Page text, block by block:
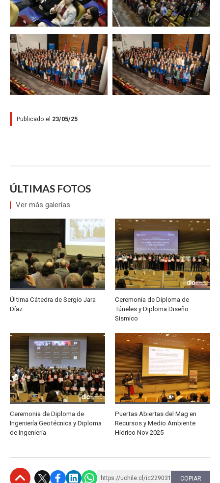
Zoom Zoom
Publicado el 23/05/25
ÚLTIMAS FOTOS
Ver más galerías
Última Cátedra de Sergio Jara
Díaz
Ceremonia de Diploma de
Túneles y Diploma Diseño
Sísmico
Ceremonia de Diploma de
Ingeniería Geotécnica y Diploma
de Ingeniería
Puertas Abiertas del Mag en
Recursos y Medio Ambiente
Hídrico Nov 2025
https://uchile.cl/ic229031 COPIAR